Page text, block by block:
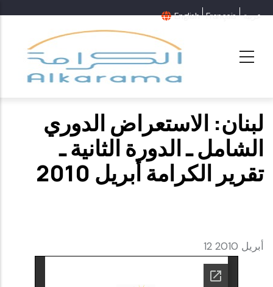
English Français عربية
لبنان: الاستعراض الدوري
الشامل ـ الدورة الثانية ـ
تقرير الكرامة أبريل 2010
12 أبريل 2010